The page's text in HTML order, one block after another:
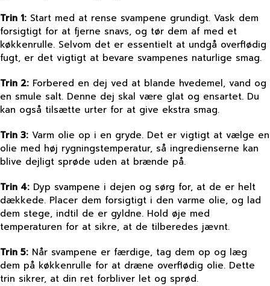
Trin 1: Start med at rense svampene grundigt. Vask dem
forsigtigt for at fjerne snavs, og tør dem af med et
køkkenrulle. Selvom det er essentielt at undgå overflødig
fugt, er det vigtigt at bevare svampenes naturlige smag.
Trin 2: Forbered en dej ved at blande hvedemel, vand og
en smule salt. Denne dej skal være glat og ensartet. Du
kan også tilsætte urter for at give ekstra smag.
Trin 3: Varm olie op i en gryde. Det er vigtigt at vælge en
olie med høj rygningstemperatur, så ingredienserne kan
blive dejligt sprøde uden at brænde på.
Trin 4: Dyp svampene i dejen og sørg for, at de er helt
dækkede. Placer dem forsigtigt i den varme olie, og lad
dem stege, indtil de er gyldne. Hold øje med
temperaturen for at sikre, at de tilberedes jævnt.
Trin 5: Når svampene er færdige, tag dem op og læg
dem på køkkenrulle for at dræne overflødig olie. Dette
trin sikrer, at din ret forbliver let og sprød.